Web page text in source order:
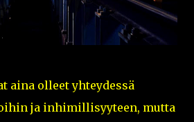
aina olleet yhteydessä
ja inhimillisyyteen, mutta